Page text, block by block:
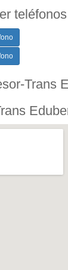
teléfonos
Trans